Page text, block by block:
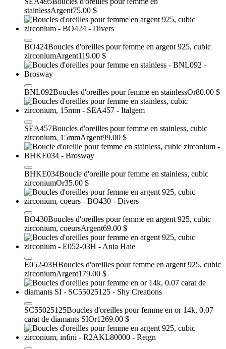
stainlessArgent75.00 $
BO424Boucles d'oreilles pour femme en argent 925, cubic
zirconiumArgent119.00 $
BNL092Boucles d'oreilles pour femme en stainlessOr80.00 $
SEA457Boucles d'oreilles pour femme en stainless, cubic
zirconium, 15mmArgent99.00 $
BHKE034Boucle d'oreille pour femme en stainless, cubic
zirconiumOr35.00 $
BO430Boucles d'oreilles pour femme en argent 925, cubic
zirconium, coeursArgent69.00 $
E052-03HBoucles d'oreilles pour femme en argent 925, cubic
zirconiumArgent179.00 $
SC55025125Boucles d'oreilles pour femme en or 14k, 0.07
carat de diamants SIOr1269.00 $